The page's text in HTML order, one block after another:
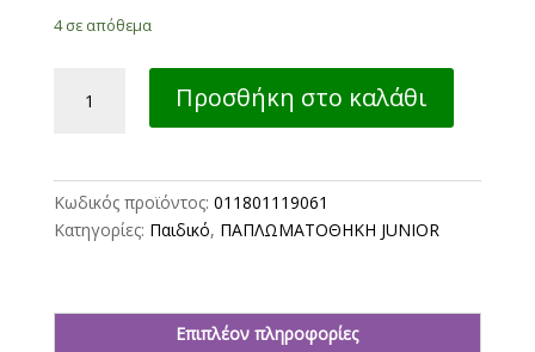
4 σε απόθεμα
Βαμβακερή
Σιέλ
160x240εκ.
BOREA
Προσθήκη στο καλάθι
Κωδικός προϊόντος: 011801119061
Κατηγορίες: Παιδικό, ΠΑΠΛΩΜΑΤΟΘΗΚΗ JUNIOR
Επιπλέον πληροφορίες